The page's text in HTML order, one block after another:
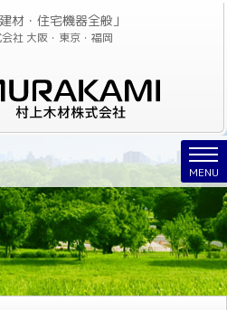
材・住宅機器全般」
社 大阪・東京・福岡
MENU